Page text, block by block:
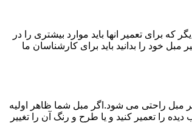
برای تعمیر انها باید موارد بیشتری را در
خود را بدانید باید برای کارشناسان ما
مبل راحتی می شود.اگر مبل شما ظاهر اولیه
را تعمیر کنید و یا طرح و رنگ آن را تغییر